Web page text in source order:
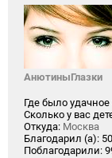
АнютиныГлазки
Где было
Сколько у вас
Откуда: Москва
Благодарил (а):
Поблагодарили: